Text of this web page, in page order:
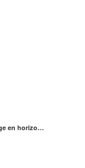
en horizo…